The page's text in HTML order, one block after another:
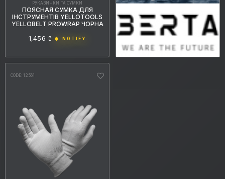
РУКАВИЧКИ ТА СУМКИ
ПОЯСНАЯ СУМКА ДЛЯ
ІНСТРУМЕНТІВ YELLOTOOLS
YELLOBELT PROWRAP ЧОРНА
1,456 ₴ NOTIFY
CODE: 12561